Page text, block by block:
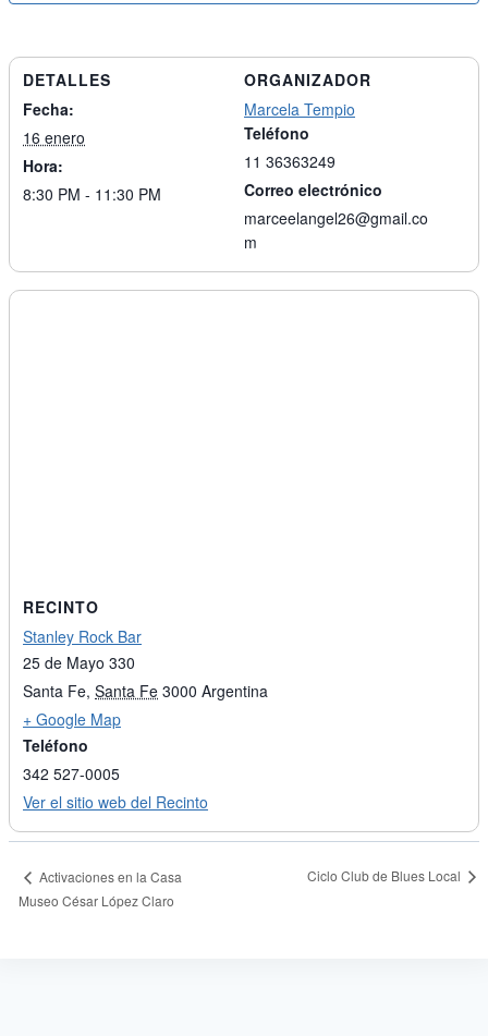
DETALLES
Fecha:
16 enero
Hora:
8:30 PM - 11:30 PM
ORGANIZADOR
Marcela Tempio
Teléfono
11 36363249
Correo electrónico
marceelangel26@gmail.co
m
RECINTO
Stanley Rock Bar
25 de Mayo 330
Santa Fe, Santa Fe 3000 Argentina
+ Google Map
Teléfono
342 527-0005
Ver el sitio web del Recinto
Activaciones en la Casa
Museo César López Claro
Ciclo Club de Blues Local